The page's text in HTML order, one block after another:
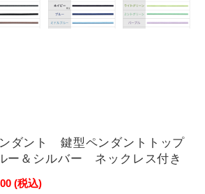
ダント 鍵型ペンダントトップ
ー＆シルバー ネックレス付き
(税込)